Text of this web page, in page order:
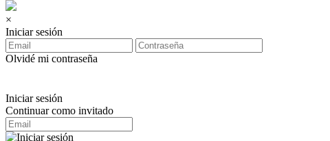
×
Iniciar sesión
Olvidé mi contraseña
Iniciar sesión
Continuar como invitado